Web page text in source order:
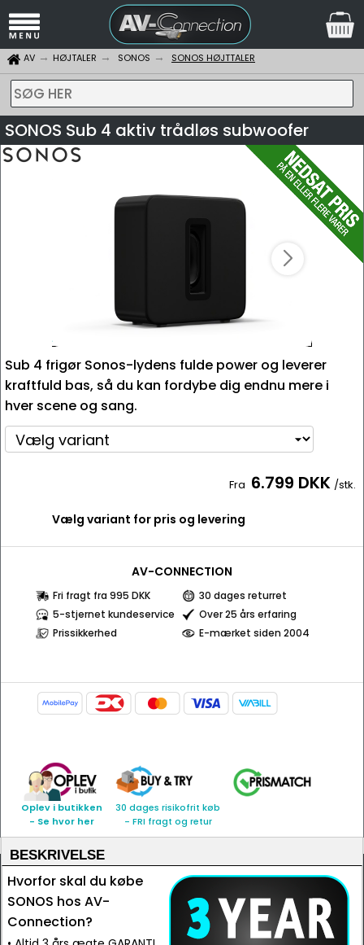
AV HØJTALER SONOS SONOS HØJTTALER
SØG HER
SONOS Sub 4 aktiv trådløs subwoofer
Sub 4 frigør Sonos-lydens fulde power og leverer
kraftfuld bas, så du kan fordybe dig endnu mere i
hver scene og sang.
Fra 6.799 DKK /stk.
Vælg variant for pris og levering
AV-CONNECTION
Fri fragt fra 995 DKK
30 dages returret
5-stjernet kundeservice
Over 25 års erfaring
Prissikkerhed
E-mærket siden 2004
Oplev i butikken
- Se hvor her
30 dages risikofrit køb
- FRI fragt og retur
BESKRIVELSE
Hvorfor skal du købe
SONOS hos AV-
Connection?